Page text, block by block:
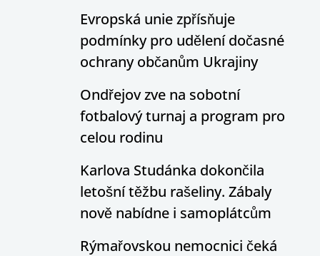
Evropská unie zpřísňuje
podmínky pro udělení dočasné
ochrany občanům Ukrajiny
Ondřejov zve na sobotní
fotbalový turnaj a program pro
celou rodinu
Karlova Studánka dokončila
letošní těžbu rašeliny. Zábaly
nově nabídne i samoplátcům
Rýmařovskou nemocnici čeká